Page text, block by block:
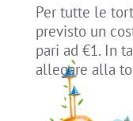
Per tutte le
previsto un
pari ad €1. In
allegare alla